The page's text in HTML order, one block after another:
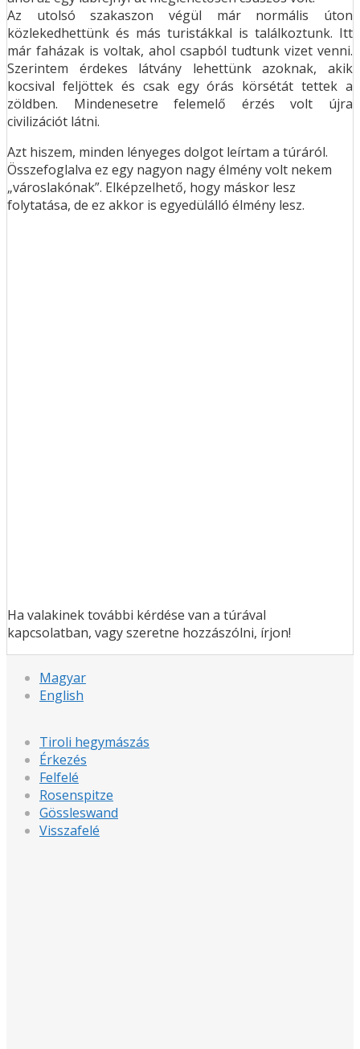
Az utolsó szakaszon végül már normális úton
közlekedhettünk és más turistákkal is találkoztunk. Itt
már faházak is voltak, ahol csapból tudtunk vizet venni.
Szerintem érdekes látvány lehettünk azoknak, akik
kocsival feljöttek és csak egy órás körsétát tettek a
zöldben. Mindenesetre felemelő érzés volt újra
civilizációt látni.
Azt hiszem, minden lényeges dolgot leírtam a túráról.
Összefoglalva ez egy nagyon nagy élmény volt nekem
„városlakónak”. Elképzelhető, hogy máskor lesz
folytatása, de ez akkor is egyedülálló élmény lesz.
Ha valakinek további kérdése van a túrával
kapcsolatban, vagy szeretne hozzászólni, írjon!
Magyar
English
Tiroli hegymászás
Érkezés
Felfelé
Rosenspitze
Gössleswand
Visszafelé